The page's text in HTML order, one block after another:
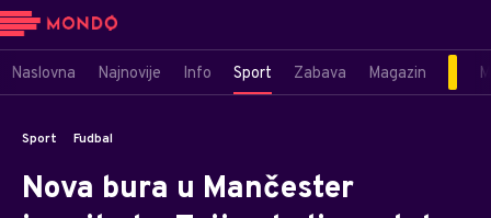
Naslovna Najnovije Info Sport Zabava Magazin
Sport Fudbal
Nova bura u Mančester